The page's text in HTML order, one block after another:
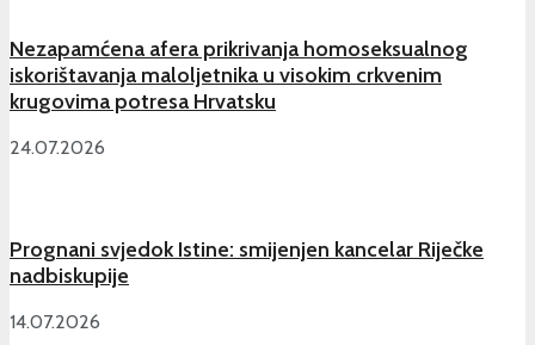
Nezapamćena afera prikrivanja homoseksualnog
iskorištavanja maloljetnika u visokim crkvenim
krugovima potresa Hrvatsku
24.07.2026
Prognani svjedok Istine: smijenjen kancelar Riječke
nadbiskupije
14.07.2026